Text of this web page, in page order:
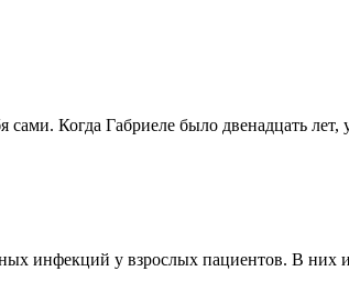
Когда Габриеле было двенадцать лет,
инфекций у взрослых пациентов. В них